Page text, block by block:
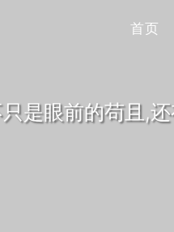
首页
是眼前的苟且,还